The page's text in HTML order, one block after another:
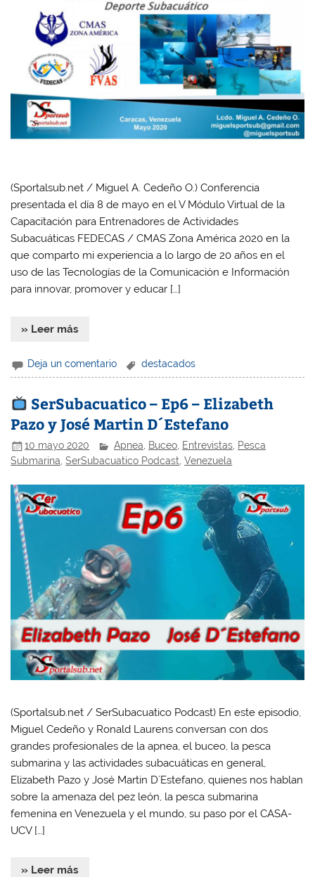
(Sportalsub.net / Miguel A. Cedeño O.) Conferencia
presentada el día 8 de mayo en el V Módulo Virtual de la
Capacitación para Entrenadores de Actividades
Subacuáticas FEDECAS / CMAS Zona América 2020 en la
que comparto mi experiencia a lo largo de 20 años en el
uso de las Tecnologías de la Comunicación e Información
para innovar, promover y educar […]
» Leer más
Deja un comentario destacados
SerSubacuatico – Ep6 – Elizabeth
Pazo y José Martin D´Estefano
10 mayo 2020 Apnea Buceo Entrevistas Pesca
Submarina ,SerSubacuatico Podcast ,Venezuela
(Sportalsub.net / SerSubacuatico Podcast) En este episodio,
Miguel Cedeño y Ronald Laurens conversan con dos
grandes profesionales de la apnea, el buceo, la pesca
submarina y las actividades subacuáticas en general,
Elizabeth Pazo y José Martin D´Estefano, quienes nos hablan
sobre la amenaza del pez león, la pesca submarina
femenina en Venezuela y el mundo, su paso por el CASA-
UCV […]
» Leer más